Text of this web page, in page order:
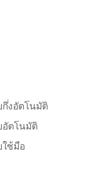
กึ่งอัตโนมัติ
อัตโนมัติ
ใช้มือ